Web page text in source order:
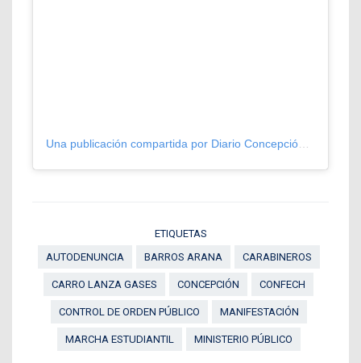
Una publicación compartida por Diario Concepción (@diarioconcepcion)
ETIQUETAS
AUTODENUNCIA
BARROS ARANA CARABINEROS
CARRO LANZA GASES CONCEPCIÓN CONFECH
CONTROL DE ORDEN PÚBLICO MANIFESTACIÓN
MARCHA ESTUDIANTIL MINISTERIO PÚBLICO